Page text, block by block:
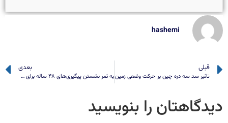
hashemi
قبلی
تاثیر سد سه دره چین بر حرکت وضعی زمین
بعدی
به ثمر نشستن پیگیری‌های ۴۸ ساله برای دریافت حق‌آبه هیرمند
دیدگاهتان را بنویسید